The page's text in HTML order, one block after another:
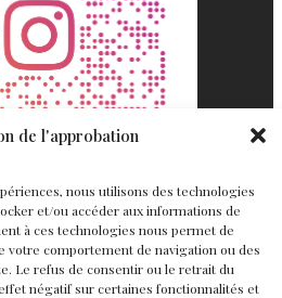
de l'approbation
nous utilisons des technologies
et/ou accéder aux informations de
à ces technologies nous permet de
votre comportement de navigation ou des
Le refus de consentir ou le retrait du
négatif sur certaines fonctionnalités et